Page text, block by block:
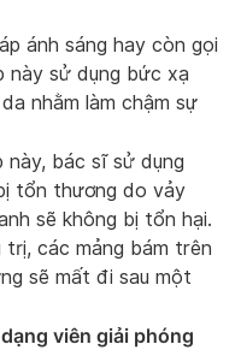
ánh sáng hay còn gọi
này sử dụng bức xạ
nhằm làm chậm sự
này, bác sĩ sử dụng
tổn thương do vảy
sẽ không bị tổn hại.
trị, các mảng bám trên
sẽ mất đi sau một
viên giải phóng